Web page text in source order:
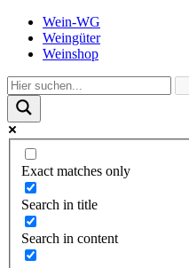
Wein-WG
Weingüter
Weinshop
Exact matches only
Search in title
Search in content